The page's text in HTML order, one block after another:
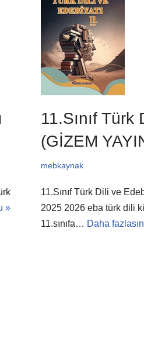
»
11.Sınıf
(GİZEM
mebkaynak
11.Sınıf Türk Dili ve
2025 2026 eba türk dili
11.sınıfa… Daha